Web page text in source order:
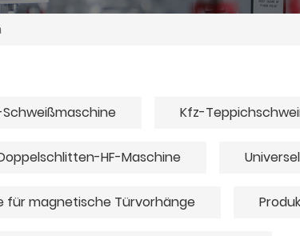
Kfz-
HF-Maschine
für magnetische Türvorhänge